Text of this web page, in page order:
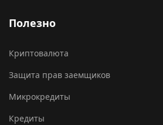
Полезно
Криптовалюта
Защита прав заемщиков
Микрокредиты
Кредиты